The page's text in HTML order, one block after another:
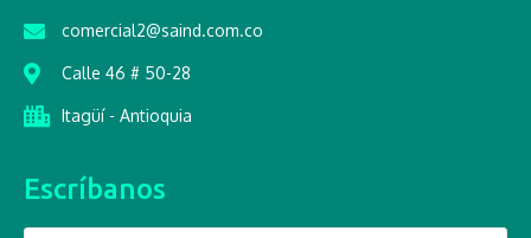
comercial2@saind.com.co
Calle 46 # 50-28
Itagüí - Antioquia
Escríbanos